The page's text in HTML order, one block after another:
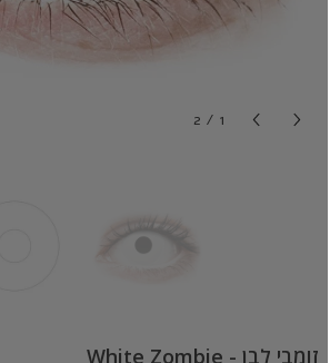
1
/
2
זומבי לבן - White Zombie